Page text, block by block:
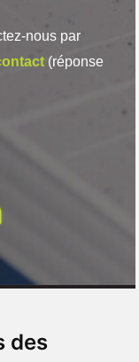
des
nous par
(réponse